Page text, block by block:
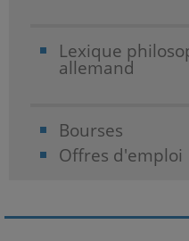
Lexique
allemand
Bourses
Offres d'emploi